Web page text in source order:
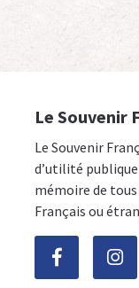
Le Souvenir
Le Souvenir
d’utilité
mémoire de
Français ou